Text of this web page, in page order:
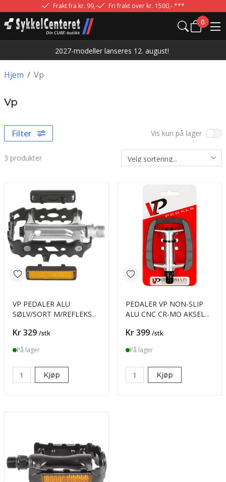
Frakt fra kr. 99,- Fri frakt over kr. 1500,- ***
0
2027-modeller lanseres 12. august!
/
Hjem Vp
Vp
Filter Vis kun på lager
3 produkter
VP PEDALER ALU
SØLV/SORT M/REFLEKS
Pris
Kr 329 /stk
På lager
Kjøp
PEDALER VP NON-SLIP
ALU CNC CR-MO AKSEL
Pris
Kr 399 /stk
På lager
Kjøp